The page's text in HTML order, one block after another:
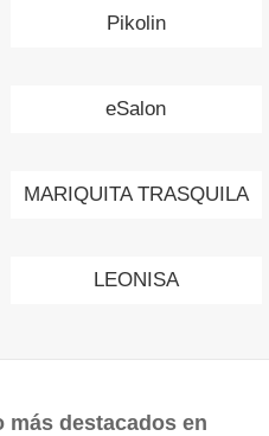
Pikolin
eSalon
MARIQUITA TRASQUILA
LEONISA
más destacados en